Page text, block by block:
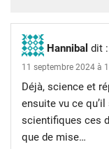
Hannibal dit :
11 septembre 2024 à
Déjà, science et
ensuite vu ce
scientifiques ces
que de mise…